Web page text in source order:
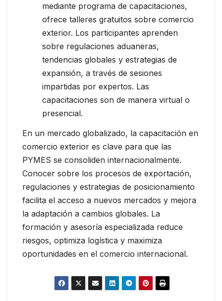
mediante programa de capacitaciones,
ofrece talleres gratuitos sobre comercio
exterior. Los participantes aprenden
sobre regulaciones aduaneras,
tendencias globales y estrategias de
expansión, a través de sesiones
impartidas por expertos. Las
capacitaciones son de manera virtual o
presencial.
En un mercado globalizado, la capacitación en
comercio exterior es clave para que las
PYMES se consoliden internacionalmente.
Conocer sobre los procesos de exportación,
regulaciones y estrategias de posicionamiento
facilita el acceso a nuevos mercados y mejora
la adaptación a cambios globales. La
formación y asesoría especializada reduce
riesgos, optimiza logística y maximiza
oportunidades en el comercio internacional.